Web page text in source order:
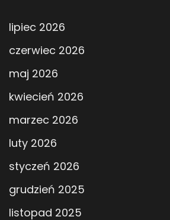
lipiec 2026
czerwiec 2026
maj 2026
kwiecień 2026
marzec 2026
luty 2026
styczeń 2026
grudzień 2025
listopad 2025